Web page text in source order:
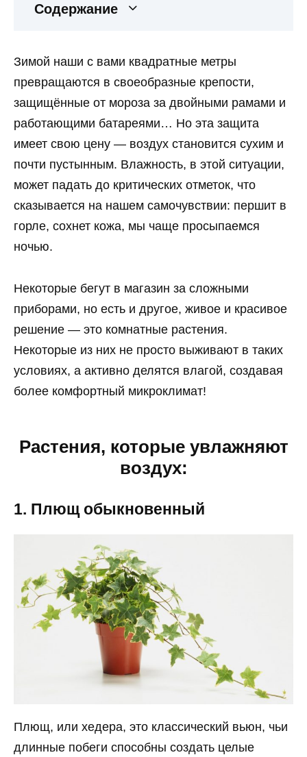
Содержание
Зимой наши с вами квадратные метры
превращаются в своеобразные крепости,
защищённые от мороза за двойными рамами и
работающими батареями… Но эта защита
имеет свою цену — воздух становится сухим и
почти пустынным. Влажность, в этой ситуации,
может падать до критических отметок, что
сказывается на нашем самочувствии: першит в
горле, сохнет кожа, мы чаще просыпаемся
ночью.
Некоторые бегут в магазин за сложными
приборами, но есть и другое, живое и красивое
решение — это комнатные растения.
Некоторые из них не просто выживают в таких
условиях, а активно делятся влагой, создавая
более комфортный микроклимат!
Растения, которые увлажняют
воздух:
1. Плющ обыкновенный
Плющ, или хедера, это классический вьюн, чьи
длинные побеги способны создать целые